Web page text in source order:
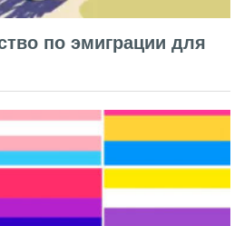
по эмиграции для